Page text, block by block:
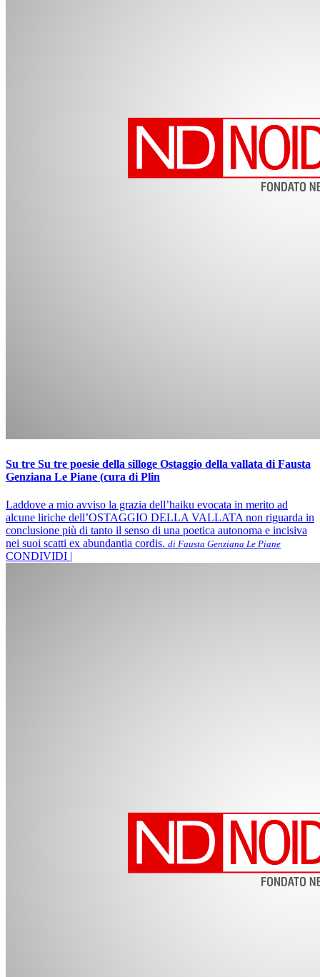
Su tre Su tre poesie della silloge Ostaggio della vallata di Fausta
Genziana Le Piane (cura di Plin
Laddove a mio avviso la grazia dell’haiku evocata in merito ad
alcune liriche dell’OSTAGGIO DELLA VALLATA non riguarda in
conclusione più di tanto il senso di una poetica autonoma e incisiva
nei suoi scatti ex abundantia cordis. di Fausta Genziana Le Piane
CONDIVIDI |